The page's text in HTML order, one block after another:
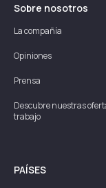
Sobre nosotros
La compañía
Opiniones
Prensa
Descubre nuestras
trabajo
PAÍSES